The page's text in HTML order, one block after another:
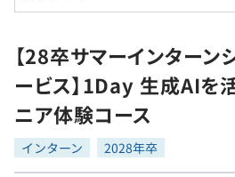
転職成功ガイド
転職エージェント
インタビュー
転職成功ガイド
新卒就活
求人検索
本選考
インターン
学習
問題集
プログラミング言語
ゲーム・マンガ
【28卒サマーインター
ービス】1Day 生成AIを
ニア体験コース
インターン 2028年卒